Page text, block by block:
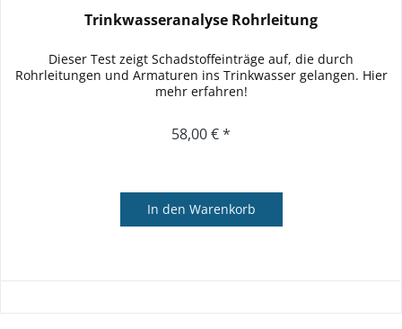
Trinkwasseranalyse Rohrleitung
Dieser Test zeigt Schadstoffeinträge auf, die durch
Rohrleitungen und Armaturen ins Trinkwasser gelangen. Hier
mehr erfahren!
58,00 € *
In den Warenkorb